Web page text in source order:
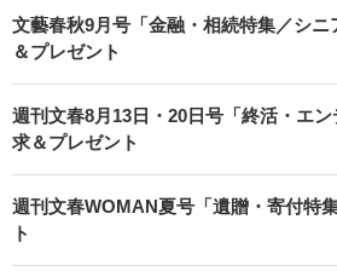
文藝春秋9月号「金融・相続特集／シ
＆プレゼント
週刊文春8月13日・20日号「終活・エ
求＆プレゼント
週刊文春WOMAN夏号「遺贈・寄付特
ト